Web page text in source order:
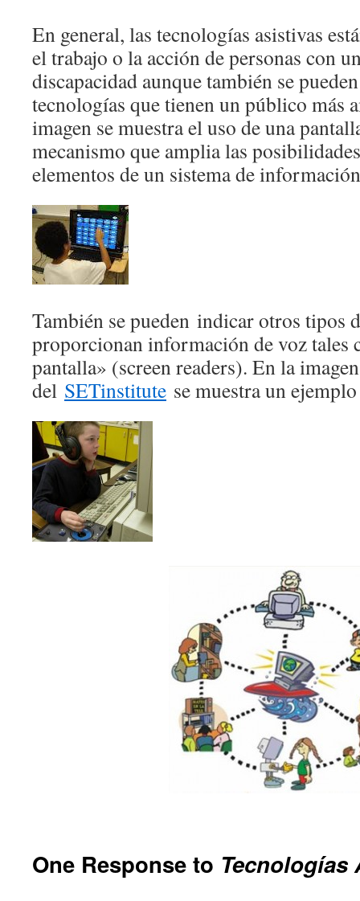
En general, las tecnologías asistivas
el trabajo o la acción de personas con
discapacidad aunque también se
tecnologías que tienen un público más
imagen se muestra el uso de una
mecanismo que amplia las
elementos de un sistema de
También se pueden indicar otros tipos
proporcionan información de voz tales
pantalla» (screen readers). En la
del SETinstitute se muestra un
One Response to Tecnologías